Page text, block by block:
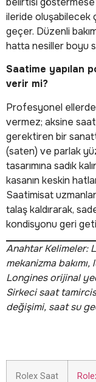
ileride oluşabilecek
geçer. Düzenli
hatta nesiller boyu
Saatime yapılan
verir mi?
Profesyonel ellerde
vermez; aksine
gerektiren bir
(saten) ve parlak
tasarımına sadık
kasanın keskin
Saatimisat
talaş kaldırarak,
kondisyonu geri
Anahtar Kelimeler:
mekanizma
Longines orijinal
Sirkeci saat
değişimi, saat su
Rolex Saat